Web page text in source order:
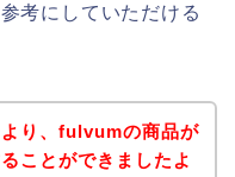
考にしていただける
り、fulvumの商品が
ことができましたよ